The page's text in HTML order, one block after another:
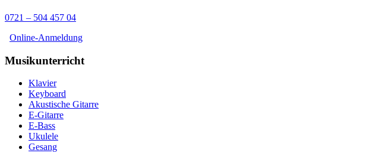
0721 – 504 457 04
Online-Anmeldung
Musikunterricht
Klavier
Keyboard
Akustische Gitarre
E-Gitarre
E-Bass
Ukulele
Gesang